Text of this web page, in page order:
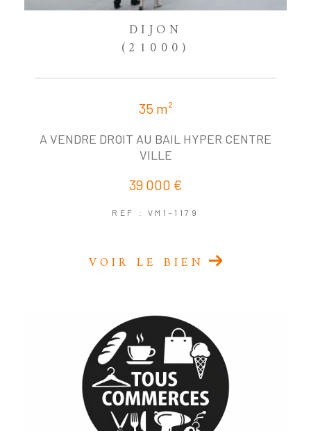
DIJON
(21000)
35 m²
A VENDRE DROIT AU BAIL HYPER CENTRE
VILLE
39 000 €
REF : VM1-1179
VOIR LE BIEN